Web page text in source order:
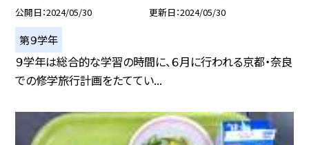
公開日 2024/05/30 更新日 2024/05/30
第９学年
９学年は総合的な学習の時間に、６月に行われる京都・奈良
での修学旅行計画をたててい...